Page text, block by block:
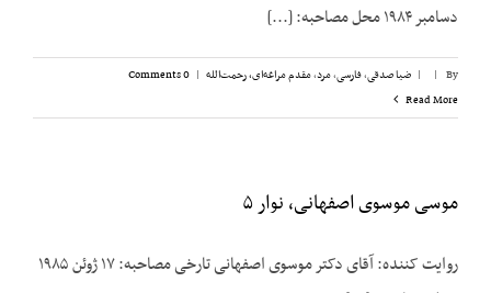
دسامبر ۱۹۸۴ محل مصاحبه: [...]
By
|
| ضیا صدقی,فارسی,مرد,مقدم مراغه‌ای، رحمت‌الله |
0 Comments
Read More
موسی موسوی اصفهانی، نوار ۵
روایت کننده: آقای دکتر موسوی اصفهانی تارخی مصاحبه‌: ۱۷ ژوئن ۱۹۸۵